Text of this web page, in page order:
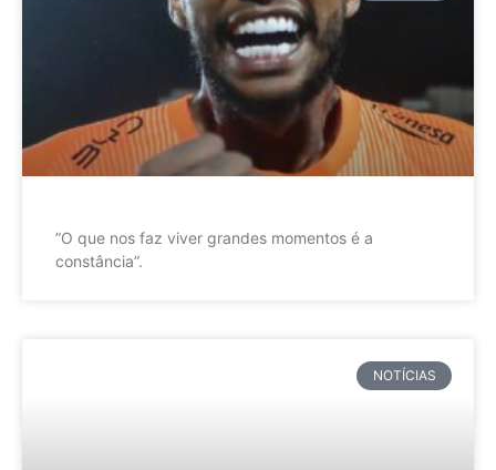
”O que nos faz viver grandes momentos é a
constância”.
NOTÍCIAS